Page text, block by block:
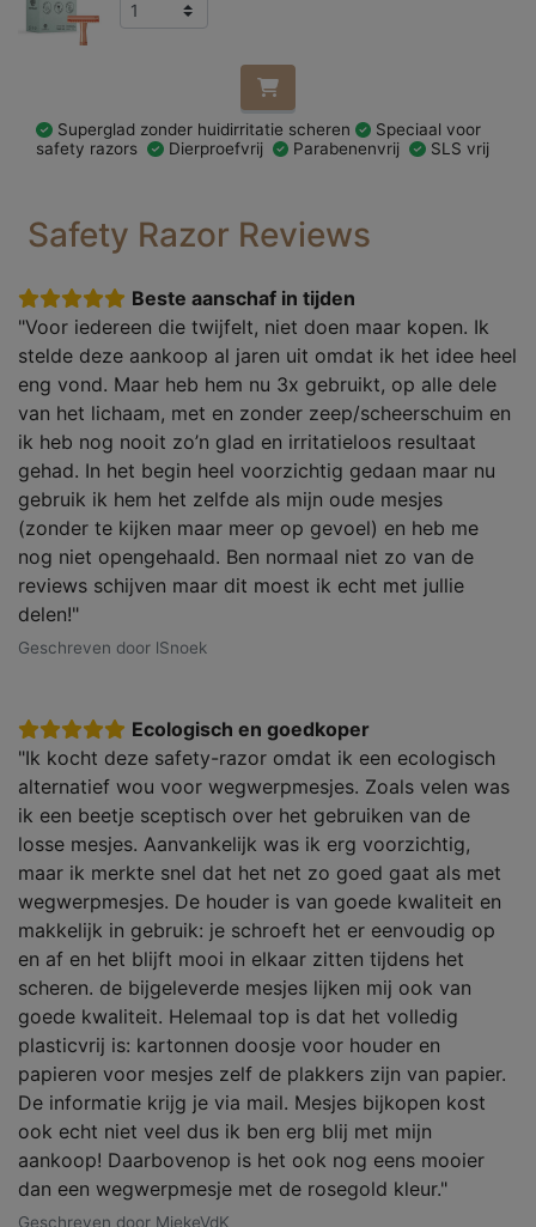
Superglad zonder huidirritatie scheren
Speciaal voor
safety razors
Dierproefvrij Parabenenvrij SLS vrij
Safety Razor Reviews
Beste aanschaf in tijden
"Voor iedereen die twijfelt, niet doen maar kopen. Ik
stelde deze aankoop al jaren uit omdat ik het idee heel
eng vond. Maar heb hem nu 3x gebruikt, op alle dele
van het lichaam, met en zonder zeep/scheerschuim en
ik heb nog nooit zo’n glad en irritatieloos resultaat
gehad. In het begin heel voorzichtig gedaan maar nu
gebruik ik hem het zelfde als mijn oude mesjes
(zonder te kijken maar meer op gevoel) en heb me
nog niet opengehaald. Ben normaal niet zo van de
reviews schijven maar dit moest ik echt met jullie
delen!"
Geschreven door lSnoek
Ecologisch en goedkoper
"Ik kocht deze safety-razor omdat ik een ecologisch
alternatief wou voor wegwerpmesjes. Zoals velen was
ik een beetje sceptisch over het gebruiken van de
losse mesjes. Aanvankelijk was ik erg voorzichtig,
maar ik merkte snel dat het net zo goed gaat als met
wegwerpmesjes. De houder is van goede kwaliteit en
makkelijk in gebruik: je schroeft het er eenvoudig op
en af en het blijft mooi in elkaar zitten tijdens het
scheren. de bijgeleverde mesjes lijken mij ook van
goede kwaliteit. Helemaal top is dat het volledig
plasticvrij is: kartonnen doosje voor houder en
papieren voor mesjes zelf de plakkers zijn van papier.
De informatie krijg je via mail. Mesjes bijkopen kost
ook echt niet veel dus ik ben erg blij met mijn
aankoop! Daarbovenop is het ook nog eens mooier
dan een wegwerpmesje met de rosegold kleur."
Geschreven door MiekeVdK